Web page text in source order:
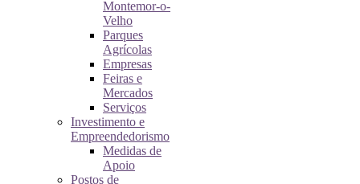
Montemor-o-
Velho
Parques
Agrícolas
Empresas
Feiras e
Mercados
Serviços
Investimento e
Empreendedorismo
Medidas de
Apoio
Postos de